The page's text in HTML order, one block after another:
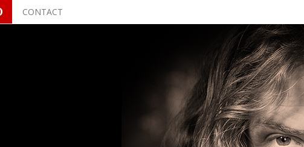
CONTACT